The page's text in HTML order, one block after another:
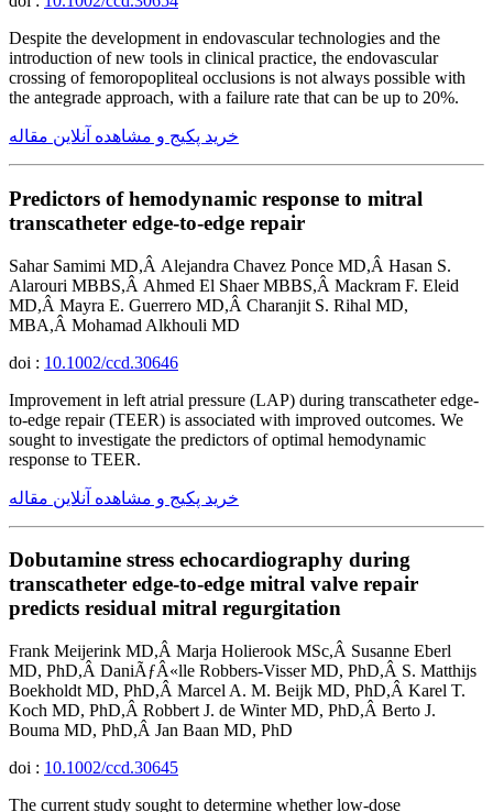
Despite the development in endovascular technologies and the
introduction of new tools in clinical practice, the endovascular
crossing of femoropopliteal occlusions is not always possible with
the antegrade approach, with a failure rate that can be up to 20%.
خرید پکیج و مشاهده آنلاین مقاله
Predictors of hemodynamic response to mitral
transcatheter edge-to-edge repair
Sahar Samimi MD,Â Alejandra Chavez Ponce MD,Â Hasan S.
Alarouri MBBS,Â Ahmed El Shaer MBBS,Â Mackram F. Eleid
MD,Â Mayra E. Guerrero MD,Â Charanjit S. Rihal MD,
MBA,Â Mohamad Alkhouli MD
doi : 10.1002/ccd.30646
Improvement in left atrial pressure (LAP) during transcatheter edge-
to-edge repair (TEER) is associated with improved outcomes. We
sought to investigate the predictors of optimal hemodynamic
response to TEER.
خرید پکیج و مشاهده آنلاین مقاله
Dobutamine stress echocardiography during
transcatheter edge-to-edge mitral valve repair
predicts residual mitral regurgitation
Frank Meijerink MD,Â Marja Holierook MSc,Â Susanne Eberl
MD, PhD,Â DaniÃƒÂ«lle Robbers-Visser MD, PhD,Â S. Matthijs
Boekholdt MD, PhD,Â Marcel A. M. Beijk MD, PhD,Â Karel T.
Koch MD, PhD,Â Robbert J. de Winter MD, PhD,Â Berto J.
Bouma MD, PhD,Â Jan Baan MD, PhD
doi : 10.1002/ccd.30645
The current study sought to determine whether low-dose